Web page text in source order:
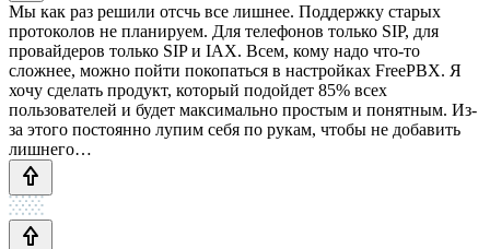
Мы как раз решили отсчь все лишнее. Поддержку старых
протоколов не планируем. Для телефонов только SIP, для
провайдеров только SIP и IAX. Всем, кому надо что-то
сложнее, можно пойти покопаться в настройках FreePBX. Я
хочу сделать продукт, который подойдет 85% всех
пользователей и будет максимально простым и понятным. Из-
за этого постоянно лупим себя по рукам, чтобы не добавить
лишнего…